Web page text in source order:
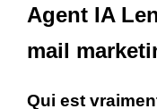
Agent IA
mail
Qui est